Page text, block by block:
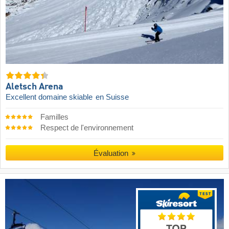
Aletsch Arena
Excellent domaine skiable en Suisse
Familles
Respect de l'environnement
Évaluation